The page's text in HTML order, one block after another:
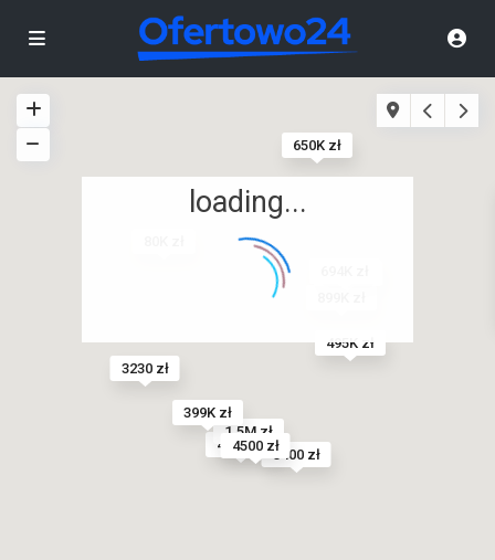
3230 zł
424K zł
3400 zł
650K zł
495K zł
1.5M zł
399K zł
4500 zł
loading...